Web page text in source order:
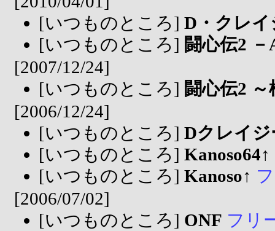
[いつものところ] D・クレ
[いつものところ] 闘心伝2
[2007/12/24]
[いつものところ] 闘心伝2
[2006/12/24]
[いつものところ] Dクレイジ
[いつものところ] Kanoso64↑
[いつものところ] Kanoso↑
[2006/07/02]
[いつものところ] ONF フリ